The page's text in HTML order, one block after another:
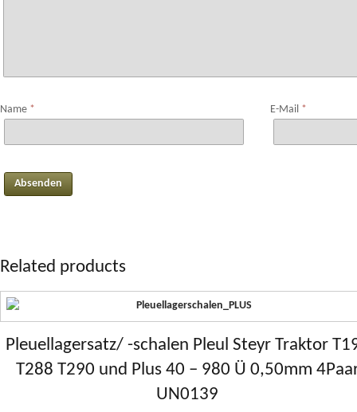
Name * E-Mail *
Related products
Pleuellagersatz/ -schalen Pleul Steyr Traktor
T288 T290 und Plus 40 – 980 Ü 0,50mm
UN0139